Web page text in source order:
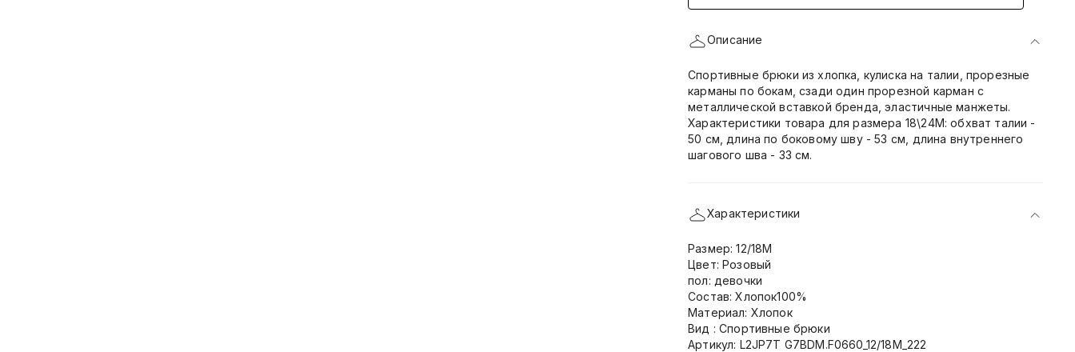
Описание
Спортивные брюки из хлопка, кулиска на талии, прорезные
карманы по бокам, сзади один прорезной карман с
металлической вставкой бренда, эластичные манжеты.
Характеристики товара для размера 18\24М: обхват талии -
50 см, длина по боковому шву - 53 см, длина внутреннего
шагового шва - 33 см.
Характеристики
Размер: 12/18M
Цвет: Розовый
пол: девочки
Состав: Хлопок100%
Материал: Хлопок
Вид : Спортивные брюки
Артикул: L2JP7T G7BDM.F0660_12/18M_222